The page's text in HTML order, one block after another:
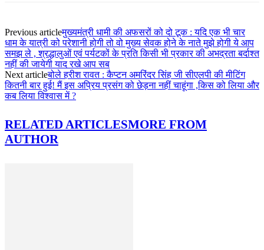
Previous articleमुख्यमंत्री धामी की अफसरों को दो टूक : यदि एक भी चार
धाम के यात्री को परेशानी होगी तो वो मुख्य सेवक होने के नाते मुझे होगी ये आप
समझ ले , श्रद्धालुओं एवं पर्यटकों के प्रति किसी भी प्रकार की अभद्रता बर्दाश्त
नहीं की जायेगी याद रखे आप सब
Next articleबोले हरीश रावत : कैप्टन अमरिंदर सिंह जी सीएलपी की मीटिंग
कितनी बार हुई! मैं इस अप्रिय प्रसंग को छेड़ना नहीं चाहूंगा ,किस को लिया और
कब लिया विश्वास में ?
RELATED ARTICLESMORE FROM
AUTHOR